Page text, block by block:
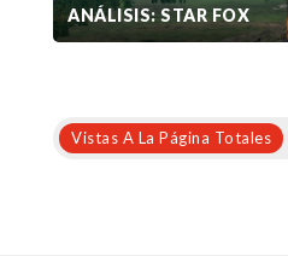
ANÁLISIS: STAR FOX
Vistas A La Página Totales